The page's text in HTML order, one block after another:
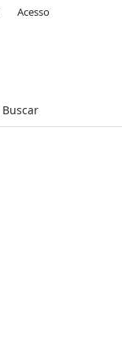
Buscar
Acesso